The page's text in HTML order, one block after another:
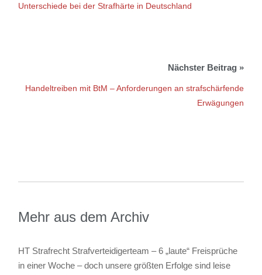
Unterschiede bei der Strafhärte in Deutschland
Handeltreiben mit BtM – Anforderungen an strafschärfende
Erwägungen
Mehr aus dem Archiv
HT Strafrecht Strafverteidigerteam – 6 „laute“ Freisprüche
in einer Woche – doch unsere größten Erfolge sind leise